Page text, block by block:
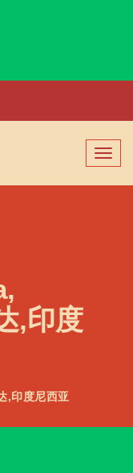
切
换
导
,印度
,印度尼西亚